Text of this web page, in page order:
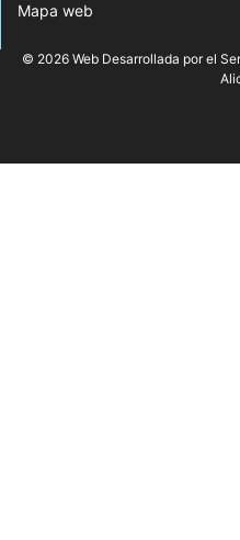
Mapa web
© 2026 Web Desarrollada por el